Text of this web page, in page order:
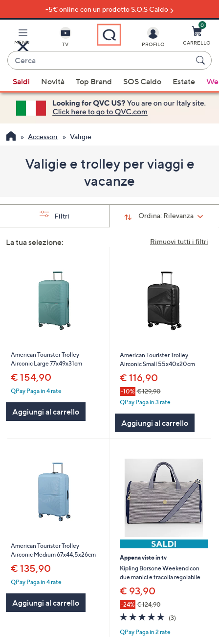
al
principale
-5€ online con un prodotto S.O.S Caldo
MENU TV
Cerca
sono
disponibili
suggerimenti,
usa
i
freccia
oppure
a
sinistra
PROFILO
0
CARRELLO
Saldi Novità Top Brand SOS Caldo Estate
Accessori Valigie
Valigie e trolley per viaggi e
vacanze
Ordina: Rilevanza
Filtri
Rimuovi tutti i filtri
La tua selezione:
American Tourister Trolley
Airconic Large 77x49x31cm
€ 154,90
QPay Paga in 4 rate
Aggiungi al carrello
American Tourister Trolley
Airconic Small 55x40x20cm
€ 116,90
-10% € 129,90
QPay Paga in 3 rate
Aggiungi al carrello
American Tourister Trolley
Airconic Medium 67x44,5x26cm
€ 135,90
QPay Paga in 4 rate
Aggiungi al carrello
Appena visto in tv
Kipling Borsone Weekend con
due manici e tracolla regolabile
€ 93,90
-24% € 124,90
4.7
of
5
(3)3
QPay Paga in 2 rate